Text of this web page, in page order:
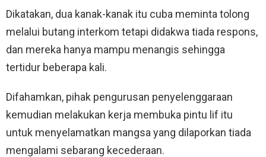
Dikatakan, dua kanak-kanak itu cuba meminta tolong
melalui butang interkom tetapi didakwa tiada respons,
dan mereka hanya mampu menangis sehingga
tertidur beberapa kali.
Difahamkan, pihak pengurusan penyelenggaraan
kemudian melakukan kerja membuka pintu lif itu
untuk menyelamatkan mangsa yang dilaporkan tiada
mengalami sebarang kecederaan.